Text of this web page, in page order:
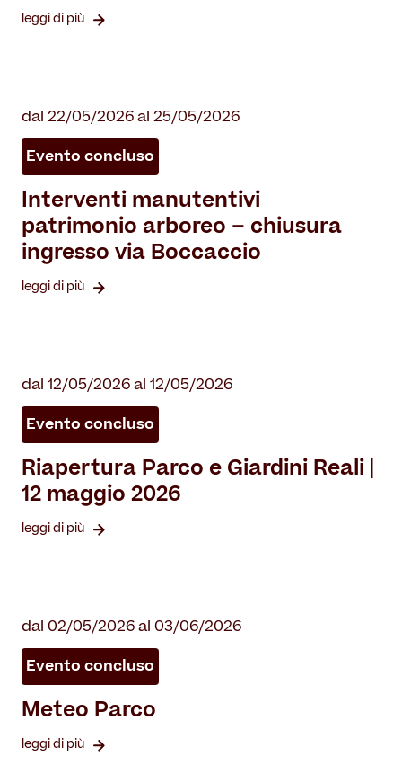
leggi di più
dal 22/05/2026 al 25/05/2026
Evento concluso
Interventi manutentivi
patrimonio arboreo – chiusura
ingresso via Boccaccio
leggi di più
dal 12/05/2026 al 12/05/2026
Evento concluso
Riapertura Parco e Giardini Reali |
12 maggio 2026
leggi di più
dal 02/05/2026 al 03/06/2026
Evento concluso
Meteo Parco
leggi di più